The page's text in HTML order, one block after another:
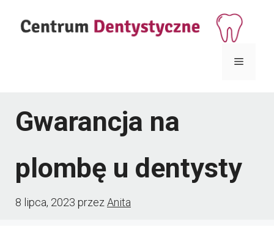
Menu
Gwarancja na
plombę u dentysty
8 lipca, 2023 przez Anita